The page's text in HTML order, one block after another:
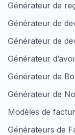
Générateur de
Générateur de
Générateur de
Générateur
Générateur de
Générateur de
Modèles de
Générateurs de